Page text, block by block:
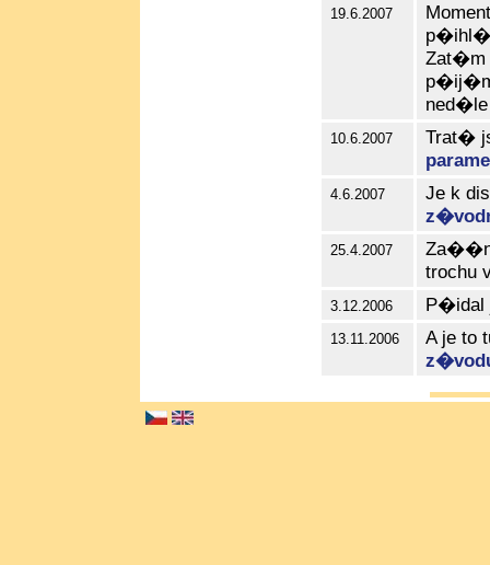
19.6.2007
Zat�m
ned�le
10.6.2007
Trat�
4.6.2007
Je k
25.4.2007
trochu
3.12.2006
13.11.2006
A je